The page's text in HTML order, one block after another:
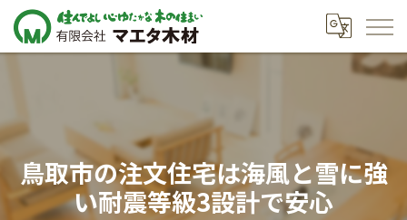
鳥取市の注文住宅は海風と雪に強
い耐震等級3設計で安心